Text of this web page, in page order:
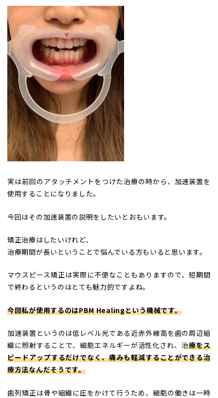
実は前回のアタッチメントをつけた治療の時から、加速装置を
使用することになりました。
今回はその加速装置の説明をしたいとおもいます。
矯正治療はしたいけれど、
治療期間が長いということで悩んでいる方もいると思います。
マウスピース矯正は実際に不便なこともありますので、短期間
で終わるというのはとても魅力的ですよね。
今回私が使用するのはPBM Healingという機械です。
加速装置というのは低レベル光である近赤外線高を歯の周辺組
織に照射することで、細胞エネルギーが活性化され、治療をス
ピードアップするだけでなく、痛みも軽減することができる治
療方法なんだそうです。
歯列矯正は骨や組織に圧をかけて行うため、細胞の働きは一時